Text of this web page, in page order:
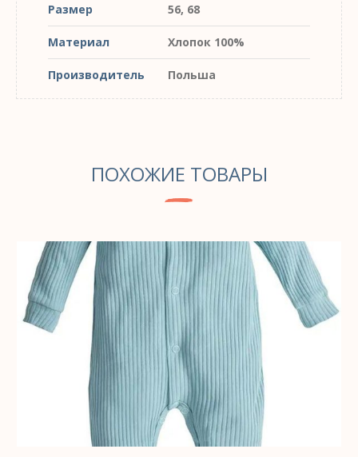
Размер 56, 68
Материал Хлопок 100%
Производитель Польша
ПОХОЖИЕ ТОВАРЫ
ВЫБЕРИТЕ ПАРАМЕТРЫ